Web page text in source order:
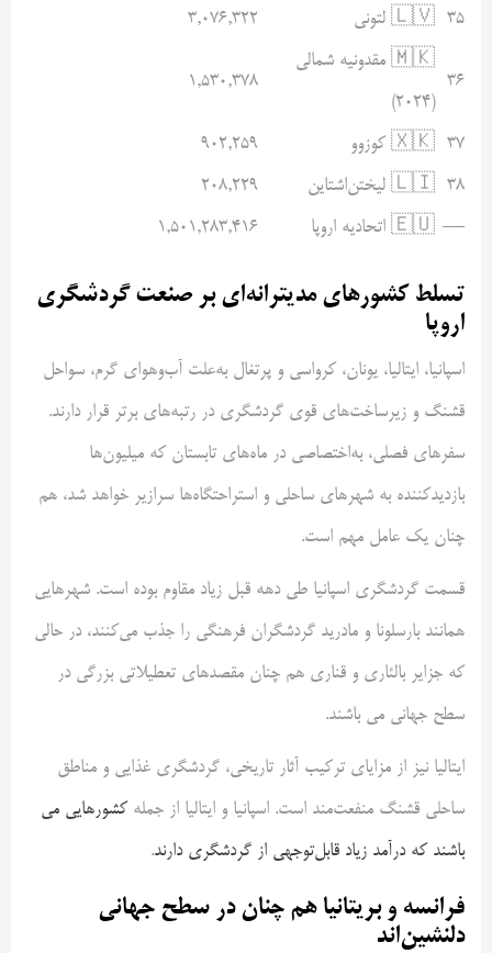
۳۵ 🇱🇻 لتونی ۳,۰۷۶,۳۲۲
۳۶
🇲🇰 مقدونیه شمالی
(۲۰۲۴)
۱,۵۳۰,۳۷۸
۳۷ 🇽🇰 کوزوو
۹۰۲,۲۵۹
۳۸ 🇱🇮 لیختن‌اشتاین
۲۰۸,۲۲۹
— 🇪🇺 اتحادیه اروپا ۱,۵۰۱,۲۸۳,۴۱۶
تسلط کشورهای مدیترانه‌ای بر صنعت گردشگری
اروپا
اسپانیا، ایتالیا، یونان، کرواسی و پرتغال به‌علت آب‌وهوای گرم، سواحل
قشنگ و زیرساخت‌های قوی گردشگری در رتبه‌های برتر قرار دارند.
سفرهای فصلی، به‌اختصاصی در ماه‌های تابستان که میلیون‌ها
بازدیدکننده به شهرهای ساحلی و استراحتگاه‌ها سرازیر خواهد شد، هم
چنان یک عامل مهم است.
قسمت گردشگری اسپانیا طی دهه قبل زیاد مقاوم بوده است. شهرهایی
همانند بارسلونا و مادرید گردشگران فرهنگی را جذب می‌کنند، در حالی
که جزایر بالئاری و قناری هم چنان مقصدهای تعطیلاتی بزرگی در
سطح جهانی می باشند.
ایتالیا نیز از مزایای ترکیب آثار تاریخی، گردشگری غذایی و مناطق
ساحلی قشنگ منفعت‌مند است. اسپانیا و ایتالیا از جمله کشورهایی می
باشند که درآمد زیاد قابل‌توجهی از گردشگری دارند.
فرانسه و بریتانیا هم چنان در سطح جهانی
دلنشین‌اند